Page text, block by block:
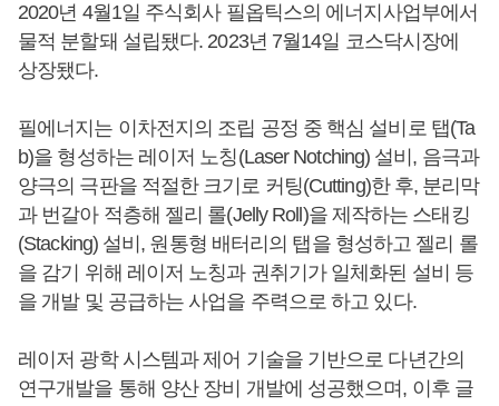
2020년 4월1일 주식회사 필옵틱스의 에너지사업부에서
물적 분할돼 설립됐다. 2023년 7월14일 코스닥시장에
상장됐다.
필에너지는 이차전지의 조립 공정 중 핵심 설비로 탭(Ta
b)을 형성하는 레이저 노칭(Laser Notching) 설비, 음극과
양극의 극판을 적절한 크기로 커팅(Cutting)한 후, 분리막
과 번갈아 적층해 젤리 롤(Jelly Roll)을 제작하는 스태킹
(Stacking) 설비, 원통형 배터리의 탭을 형성하고 젤리 롤
을 감기 위해 레이저 노칭과 권취기가 일체화된 설비 등
을 개발 및 공급하는 사업을 주력으로 하고 있다.
레이저 광학 시스템과 제어 기술을 기반으로 다년간의
연구개발을 통해 양산 장비 개발에 성공했으며, 이후 글